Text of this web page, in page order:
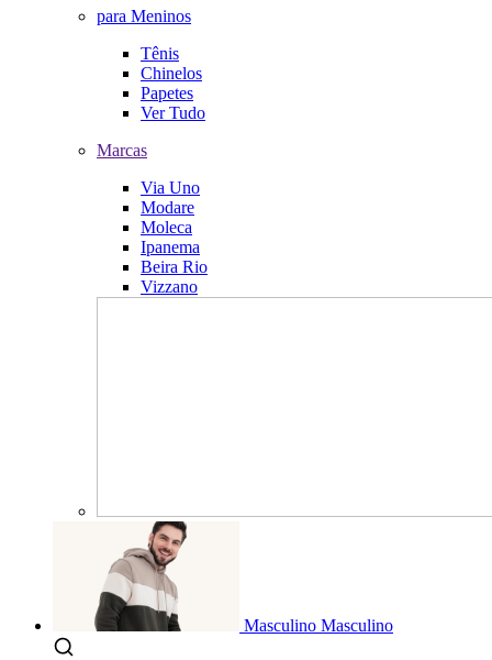
para Meninos
Tênis
Chinelos
Papetes
Ver Tudo
Marcas
Via Uno
Modare
Moleca
Ipanema
Beira Rio
Vizzano
Masculino Masculino